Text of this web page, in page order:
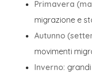
Primavera
migrazione e
Autunno
movimenti
Inverno: